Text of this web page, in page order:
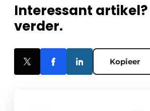
Interessant artikel?
verder.
Kopieer